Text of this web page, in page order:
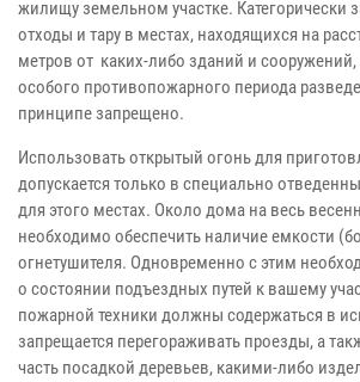
жилищу земельном участке. Категорически
отходы и тару в местах, находящихся на
метров от каких-либо зданий и сооружений,
особого противопожарного периода
принципе запрещено.
Использовать открытый огонь для
допускается только в специально
для этого местах. Около дома на весь
необходимо обеспечить наличие емкости
огнетушителя. Одновременно с этим
о состоянии подъездных путей к вашему
пожарной техники должны содержаться в
запрещается перегораживать проезды, а
часть посадкой деревьев, какими-либо